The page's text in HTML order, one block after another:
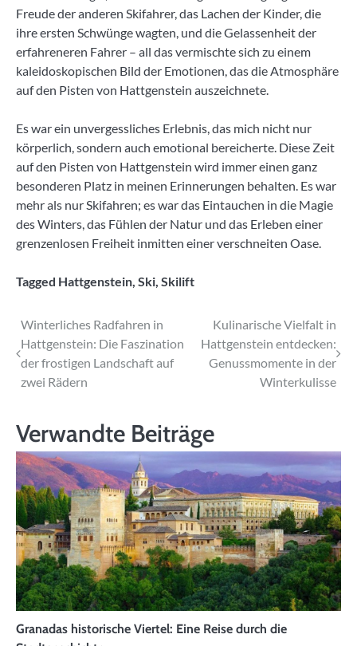
Freude der anderen Skifahrer, das Lachen der Kinder, die
ihre ersten Schwünge wagten, und die Gelassenheit der
erfahreneren Fahrer – all das vermischte sich zu einem
kaleidoskopischen Bild der Emotionen, das die Atmosphäre
auf den Pisten von Hattgenstein auszeichnete.
Es war ein unvergessliches Erlebnis, das mich nicht nur
körperlich, sondern auch emotional bereicherte. Diese Zeit
auf den Pisten von Hattgenstein wird immer einen ganz
besonderen Platz in meinen Erinnerungen behalten. Es war
mehr als nur Skifahren; es war das Eintauchen in die Magie
des Winters, das Fühlen der Natur und das Erleben einer
grenzenlosen Freiheit inmitten einer verschneiten Oase.
Tagged Hattgenstein, Ski, Skilift
Beitragsnavigation
Winterliches Radfahren in
Hattgenstein: Die Faszination
der frostigen Landschaft auf
zwei Rädern
Kulinarische Vielfalt in
Hattgenstein entdecken:
Genussmomente in der
Winterkulisse
Verwandte Beiträge
Granadas historische Viertel: Eine Reise durch die